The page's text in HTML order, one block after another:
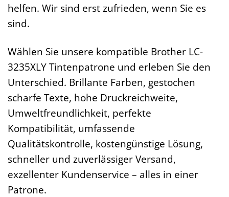
helfen. Wir sind erst zufrieden, wenn Sie es
sind.
Wählen Sie unsere kompatible Brother LC-
3235XLY Tintenpatrone und erleben Sie den
Unterschied. Brillante Farben, gestochen
scharfe Texte, hohe Druckreichweite,
Umweltfreundlichkeit, perfekte
Kompatibilität, umfassende
Qualitätskontrolle, kostengünstige Lösung,
schneller und zuverlässiger Versand,
exzellenter Kundenservice – alles in einer
Patrone.